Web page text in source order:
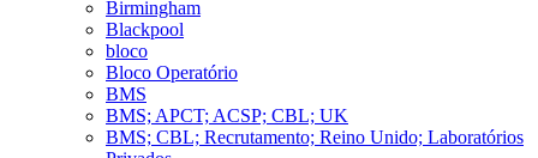
Birmingham
Blackpool
bloco
Bloco Operatório
BMS
BMS; APCT; ACSP; CBL; UK
BMS; CBL; Recrutamento; Reino Unido; Laboratórios